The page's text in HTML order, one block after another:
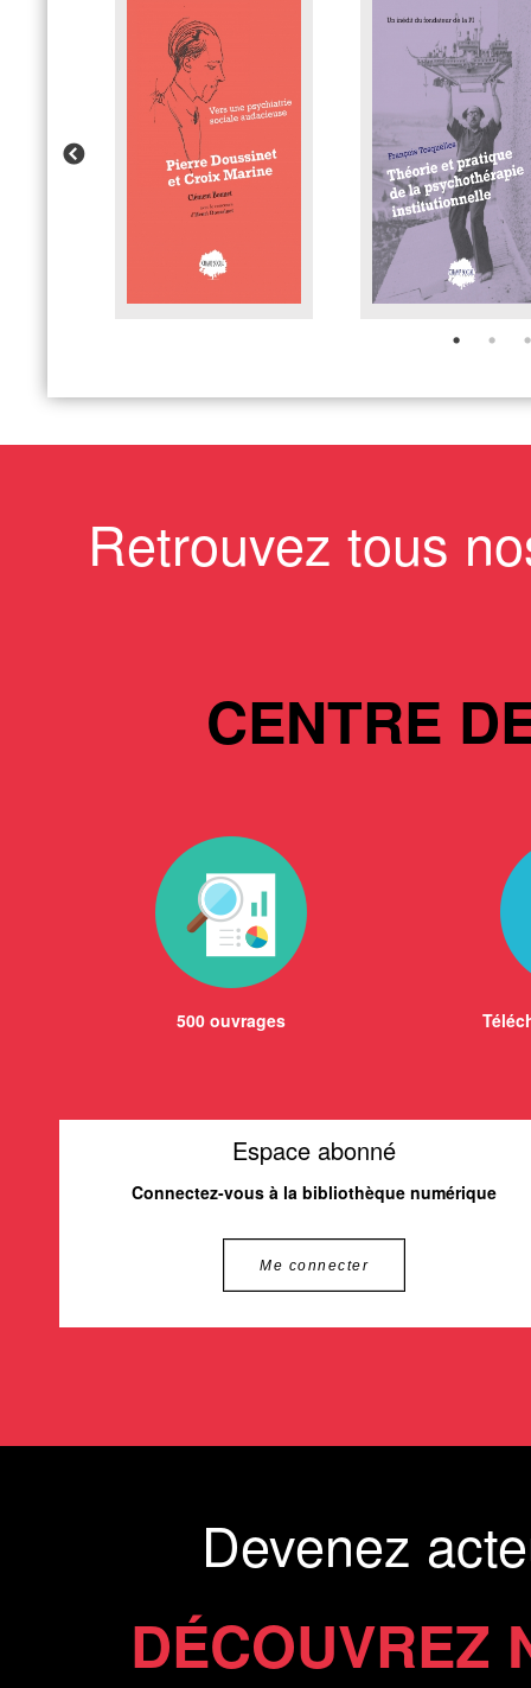
Retrouvez tous
CENTRE
500 ouvrages
Espace abonné
Connectez-vous à la bibliothèque numérique
Me connecter
Devenez
DÉCOUVREZ